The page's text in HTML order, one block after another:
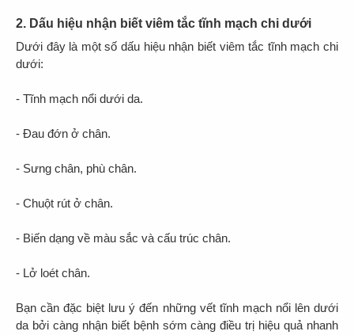
2. Dấu hiệu nhận biết viêm tắc tĩnh mạch chi dưới
Dưới đây là một số dấu hiệu nhận biết viêm tắc tĩnh mạch chi
dưới:
- Tĩnh mạch nổi dưới da.
- Đau đớn ở chân.
- Sưng chân, phù chân.
- Chuột rút ở chân.
- Biến dạng về màu sắc và cấu trúc chân.
- Lở loét chân.
Bạn cần đặc biệt lưu ý đến những vết tĩnh mạch nổi lên dưới
da bởi càng nhận biết bệnh sớm càng điều trị hiệu quả nhanh